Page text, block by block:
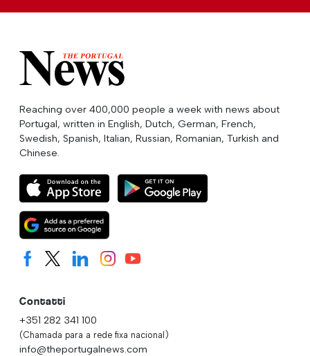
Reaching over 400,000 people a week with news about
Portugal, written in English, Dutch, German, French,
Swedish, Spanish, Italian, Russian, Romanian, Turkish and
Chinese.
Contatti
+351 282 341 100
(Chamada para a rede fixa nacional)
info@theportugalnews.com